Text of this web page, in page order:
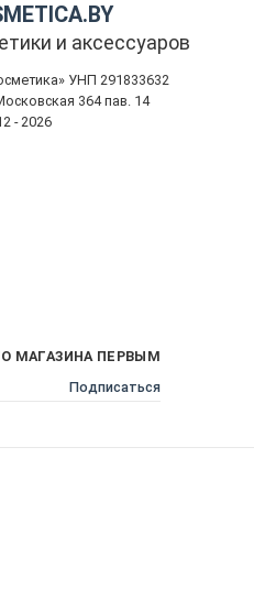
и аксессуаров
УНП 291833632
364 пав. 14
- 2026
МАГАЗИНА ПЕРВЫМ
Подписаться